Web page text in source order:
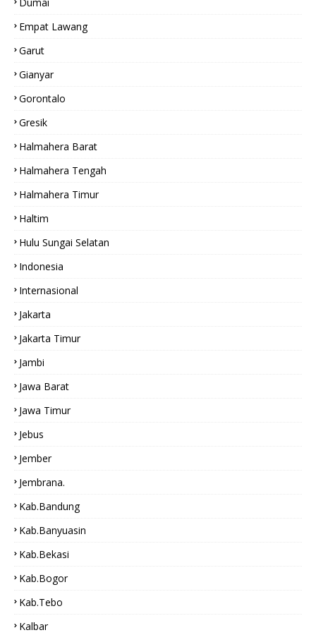
Empat Lawang
Garut
Gianyar
Gorontalo
Gresik
Halmahera Barat
Halmahera Tengah
Halmahera Timur
Haltim
Hulu Sungai Selatan
Indonesia
Internasional
Jakarta
Jakarta Timur
Jambi
Jawa Barat
Jawa Timur
Jebus
Jember
Jembrana.
Kab.bandung
Kab.Banyuasin
Kab.bekasi
Kab.Bogor
Kab.tebo
Kalbar